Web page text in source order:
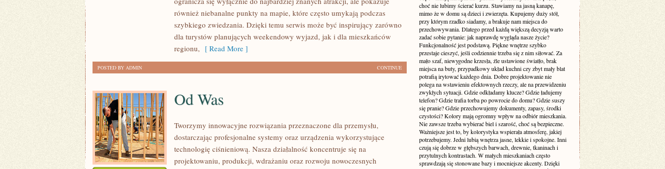
również niebanalne punkty na mapie, które często umykają podczas
szybkiego zwiedzania. Dzięki temu serwis może być inspirujący zarówno
dla turystów planujących weekendowy wyjazd, jak i dla mieszkańców
regionu, [ Read More ]
CONTINUE
POSTED BY ADMIN
Od Was
Tworzymy innowacyjne rozwiązania przeznaczone dla przemysłu,
dostarczając profesjonalne systemy oraz urządzenia wykorzystujące
technologię ciśnieniową. Nasza działalność koncentruje się na
projektowaniu, produkcji, wdrażaniu oraz rozwoju nowoczesnych
choć nie lubimy ścierać kurzu. Stawiamy na jasną kanapę,
mimo że w domu są dzieci i zwierzęta. Kupujemy duży stół,
przy którym rzadko siadamy, a brakuje nam miejsca do
przechowywania. Dlatego przed każdą większą decyzją warto
zadać sobie pytanie: jak naprawdę wygląda nasze życie?
Funkcjonalność jest podstawą. Piękne wnętrze szybko
przestaje cieszyć, jeśli codziennie trzeba się z nim siłować. Za
mało szaf, niewygodne krzesła, źle ustawione światło, brak
miejsca na buty, przypadkowy układ kuchni czy zbyt mały blat
potrafią irytować każdego dnia. Dobre projektowanie nie
polega na wstawieniu efektownych rzeczy, ale na przewidzeniu
zwykłych sytuacji. Gdzie odkładamy klucze? Gdzie ładujemy
telefon? Gdzie trafia torba po powrocie do domu? Gdzie suszy
się pranie? Gdzie przechowujemy dokumenty, zapasy, środki
czystości? Kolory mają ogromny wpływ na odbiór mieszkania.
Nie zawsze trzeba wybierać biel i szarość, choć są bezpieczne.
Ważniejsze jest to, by kolorystyka wspierała atmosferę, jakiej
potrzebujemy. Jedni lubią wnętrza jasne, lekkie i spokojne. Inni
czują się dobrze w głębszych barwach, drewnie, tkaninach i
przytulnych kontrastach. W małych mieszkaniach często
sprawdzają się stonowane bazy i mocniejsze akcenty. Dzięki